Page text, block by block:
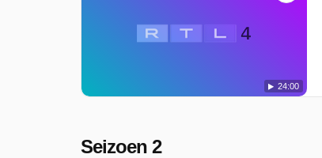
24:00
Seizoen 2